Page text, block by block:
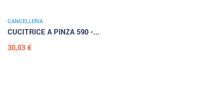
CANCELLERIA
CUCITRICE A PINZA 590 -...
Prezzo
30,03 €